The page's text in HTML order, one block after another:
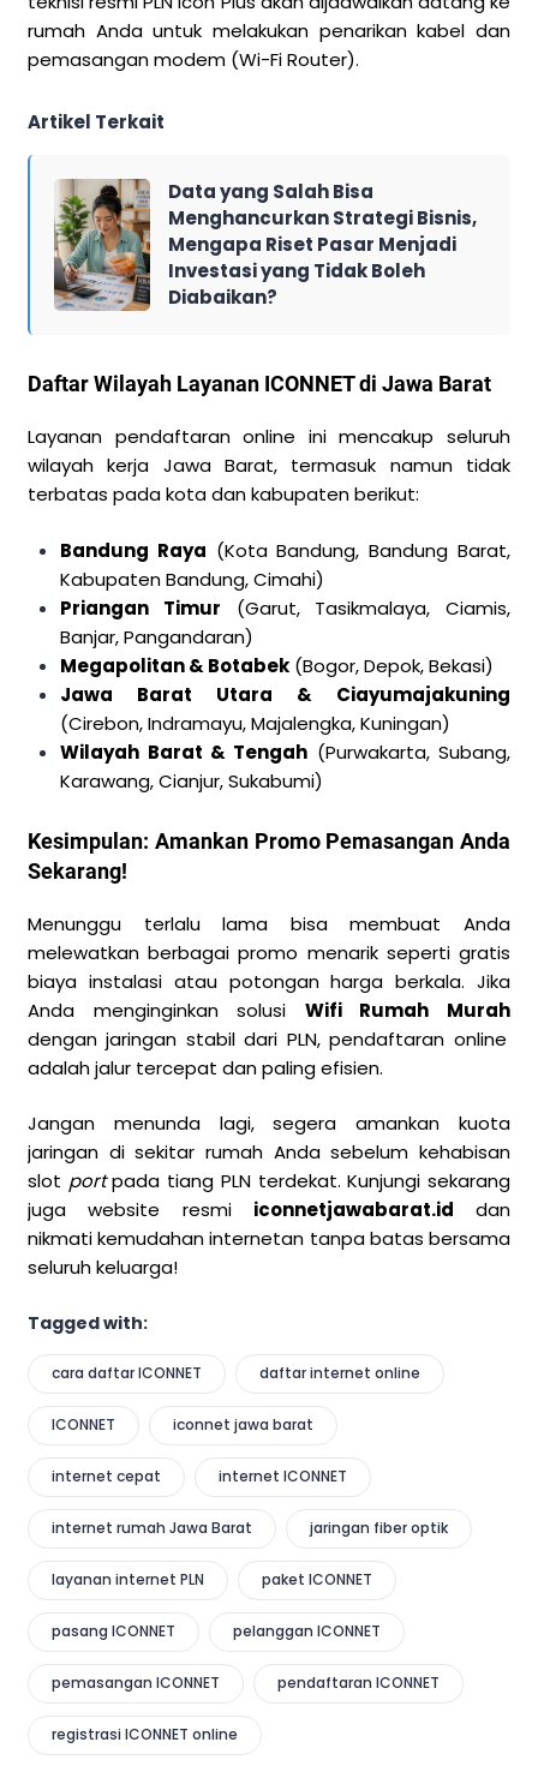
rumah Anda untuk melakukan penarikan kabel dan
pemasangan modem (Wi-Fi Router).
Artikel Terkait
Data yang Salah Bisa
Menghancurkan Strategi Bisnis,
Mengapa Riset Pasar Menjadi
Investasi yang Tidak Boleh
Diabaikan?
Daftar Wilayah Layanan ICONNET di Jawa Barat
Layanan pendaftaran online ini mencakup seluruh
wilayah kerja Jawa Barat, termasuk namun tidak
terbatas pada kota dan kabupaten berikut:
Bandung Raya (Kota Bandung, Bandung Barat,
Kabupaten Bandung, Cimahi)
Priangan Timur (Garut, Tasikmalaya, Ciamis,
Banjar, Pangandaran)
Megapolitan & Botabek (Bogor, Depok, Bekasi)
Jawa Barat Utara & Ciayumajakuning
(Cirebon, Indramayu, Majalengka, Kuningan)
Wilayah Barat & Tengah (Purwakarta, Subang,
Karawang, Cianjur, Sukabumi)
Kesimpulan: Amankan Promo Pemasangan Anda
Sekarang!
Menunggu terlalu lama bisa membuat Anda
melewatkan berbagai promo menarik seperti gratis
biaya instalasi atau potongan harga berkala. Jika
Anda menginginkan solusi Wifi Rumah Murah
dengan jaringan stabil dari PLN, pendaftaran online
adalah jalur tercepat dan paling efisien.
Jangan menunda lagi, segera amankan kuota
jaringan di sekitar rumah Anda sebelum kehabisan
slot portpada tiang PLN terdekat. Kunjungi sekarang
juga website resmi iconnetjawabarat.id dan
nikmati kemudahan internetan tanpa batas bersama
seluruh keluarga!
Tagged with:
cara daftar ICONNET daftar internet online
ICONNET iconnet jawa barat
internet cepat internet ICONNET
internet rumah Jawa Barat jaringan fiber optik
layanan internet PLN paket ICONNET
pasang ICONNET pelanggan ICONNET
pemasangan ICONNET pendaftaran ICONNET
registrasi ICONNET online